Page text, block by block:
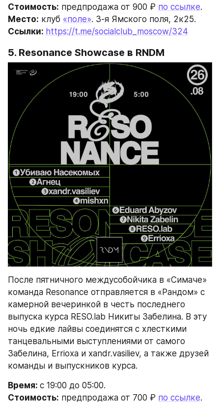
Стоимость: предпродажа от 900 ₽ по ссылке.
Место: клуб «поле». 3-я Ямского поля, 2к25.
Ссылки: https://t.me/socialclub_moscow/324
5. Resonance Showcase в RNDM
После пятничного междусобойчика в «Симаче»
команда Resonance отправляется в «Рандом» с
камерной вечеринкой в честь последнего
выпуска курса RESO.lab Никиты Забелина. В эту
ночь едкие лайвы соединятся с хлесткими
танцевальными выступлениями от самого
Забелина, Errioxa и xandr.vasiliev, а также друзей
команды и выпускников курса.
Время: с 19:00 до 05:00.
Стоимость: предпродажа от 700 ₽ по ссылке.